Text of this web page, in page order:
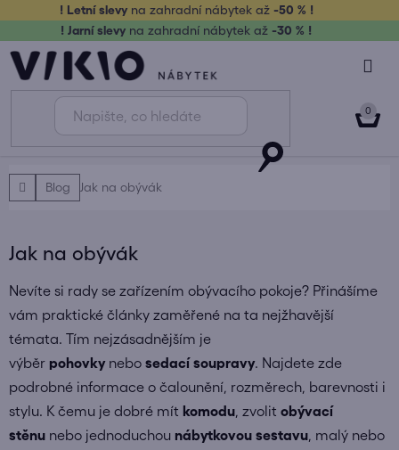
obsah
! Letní slevy na zahradní nábytek až-50 % !
! Jarní slevy na zahradní nábytek až -30 % !
DomůBlog Jak na obývák
Jak na obývák
Nevíte si rady se zařízením obývacího pokoje? Přinášíme
vám praktické články zaměřené na ta nejžhavější
témata. Tím nejzásadnějším je
výběr pohovkynebo sedací soupravy. Najdete zde
podrobné informace o čalounění, rozměrech, barevnosti i
stylu. K čemu je dobré mít komodu , zvolit obývací
stěnu nebo jednoduchou nábytkovou sestavu , malý nebo